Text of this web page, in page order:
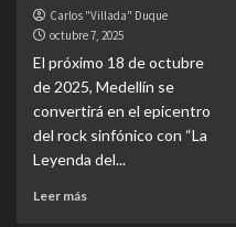
Carlos "Villada" Duque
octubre 7, 2025
El próximo 18 de octubre
de 2025, Medellín se
convertirá en el epicentro
del rock sinfónico con “La
Leyenda del...
Leer más